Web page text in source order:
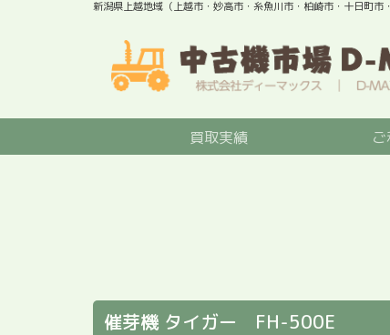
新潟県上越地域（上越市・妙高市・糸魚川市・柏崎市・十日町
買取実績
催芽機 タイガー FH-500E